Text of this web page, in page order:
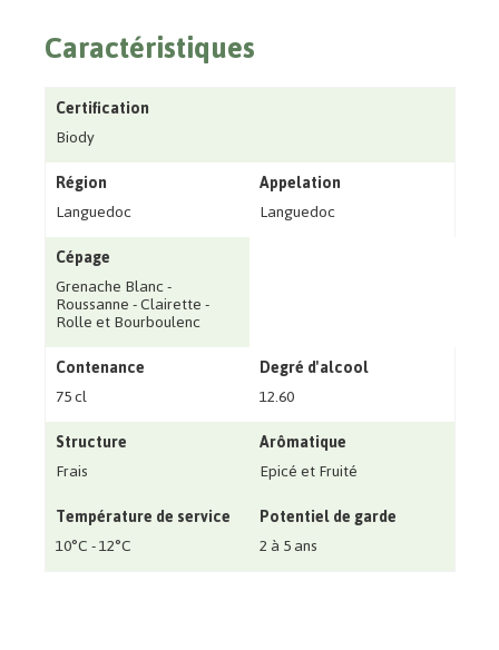
Caractéristiques
Certification
Biody
Région
Languedoc
Appelation
Languedoc
Cépage
Grenache Blanc -
Roussanne - Clairette -
Rolle et Bourboulenc
Contenance
75 cl
Degré d'alcool
12.60
Structure
Frais
Arômatique
Epicé et Fruité
Température de service
10°C - 12°C
Potentiel de garde
2 à 5 ans